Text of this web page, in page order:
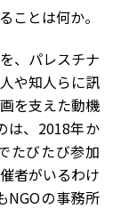
ことは何か。
、パレスチナ
や知人らに訊
を支えた動機
は、2018年か
たびたび参加
者がいるわけ
NGOの事務所